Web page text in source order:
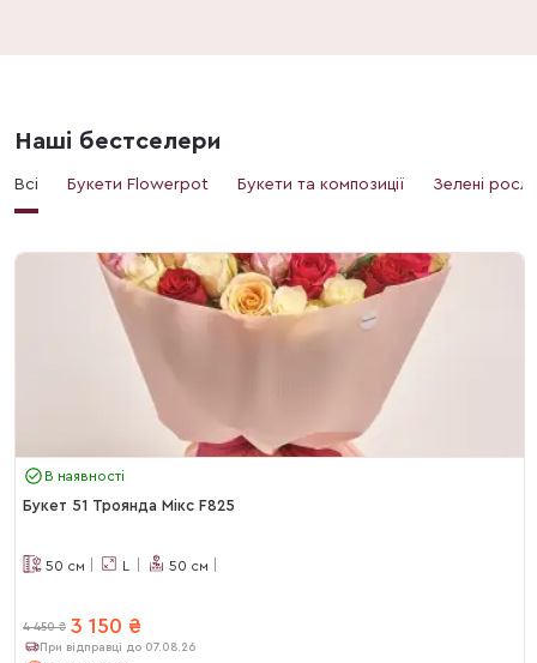
Наші бестселери
Всі Букети Flowerpot Букети та композиції Зелені
В наявності
Букет 51 Троянда Мікс F825
50 см L 50 см
4 450 ₴ 3 150 ₴
При відправці до 07.08.26